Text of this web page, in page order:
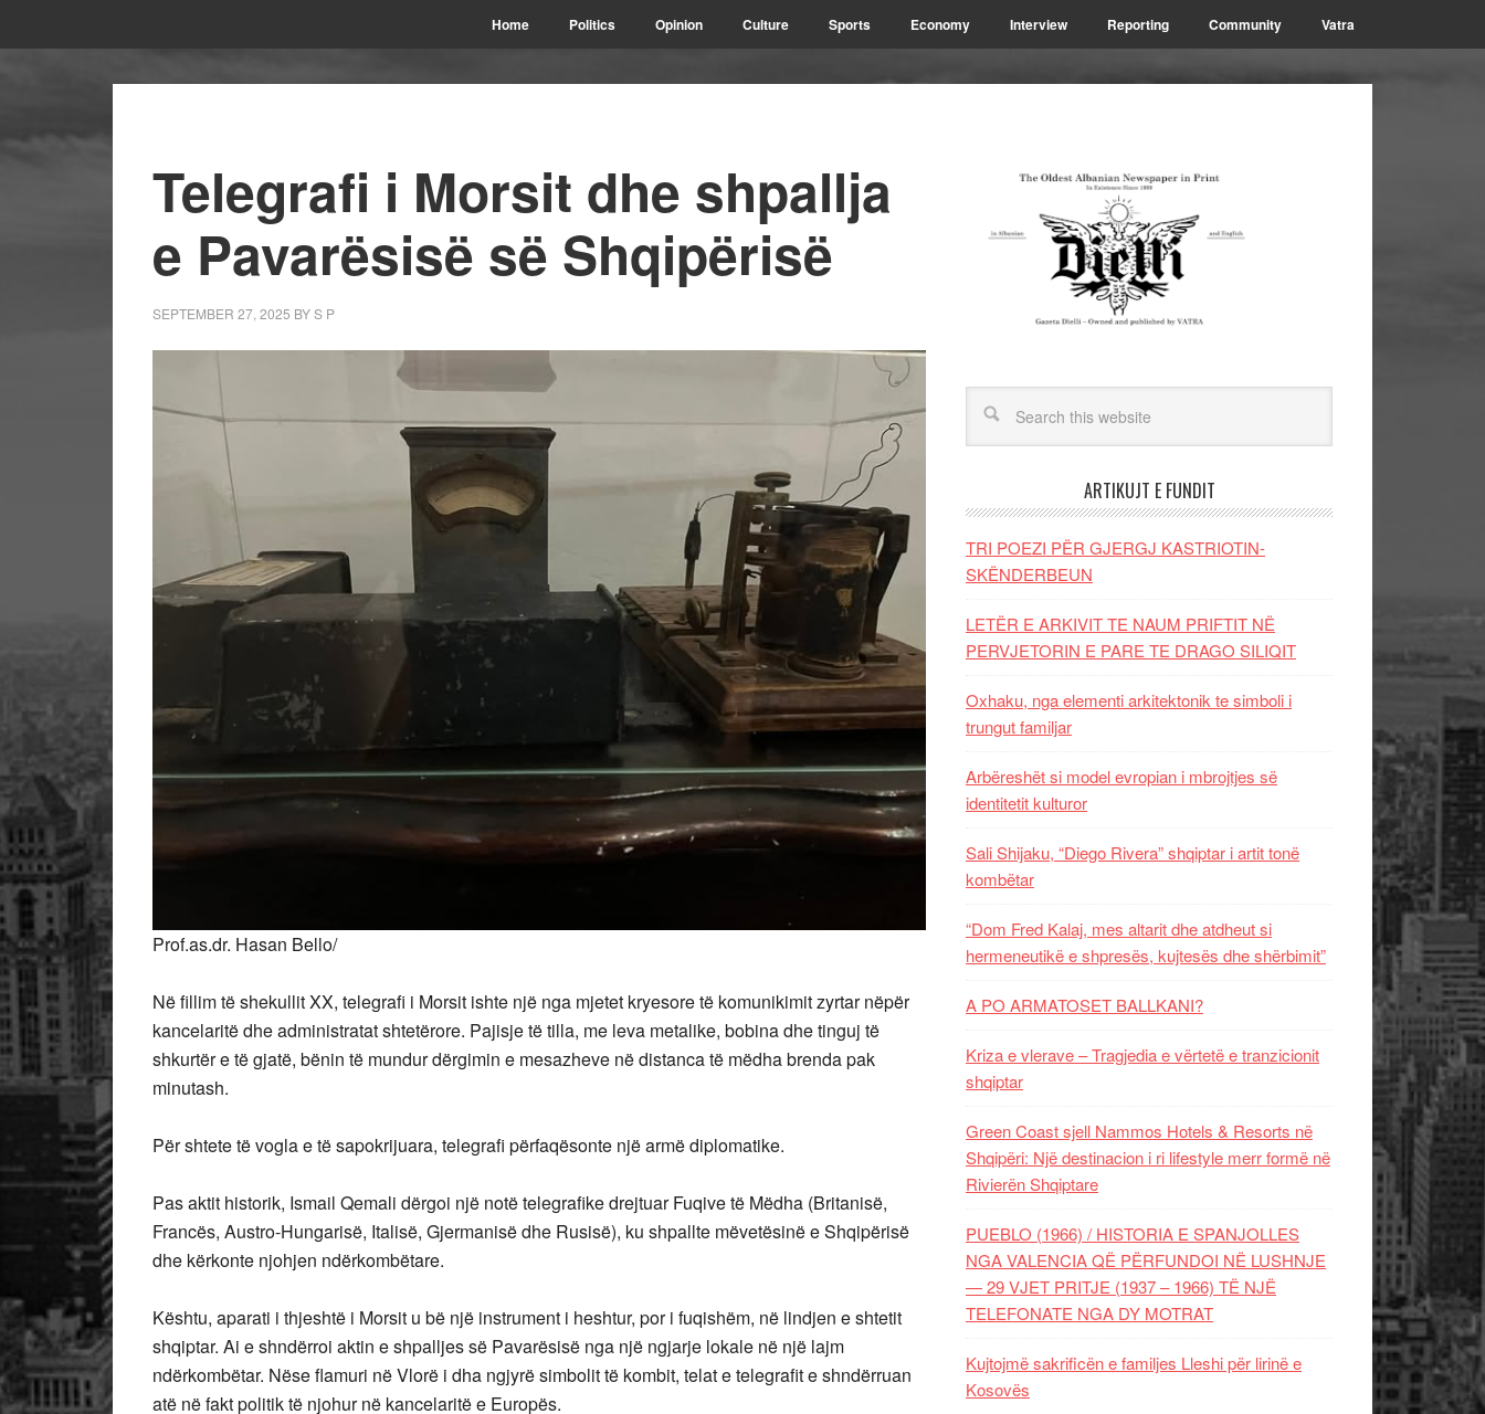
Home Politics Opinion Culture Sports Economy Interview Reporting Community Vatra
Telegrafi i Morsit dhe shpallja
e Pavarësisë së Shqipërisë
SEPTEMBER 27, 2025 BYS P
Prof.as.dr. Hasan Bello/
Në fillim të shekullit XX, telegrafi i Morsit ishte një nga mjetet kryesore të komunikimit zyrtar nëpër
kancelaritë dhe administratat shtetërore. Pajisje të tilla, me leva metalike, bobina dhe tinguj të
shkurtër e të gjatë, bënin të mundur dërgimin e mesazheve në distanca të mëdha brenda pak
minutash.
Për shtete të vogla e të sapokrijuara, telegrafi përfaqësonte një armë diplomatike.
Pas aktit historik, Ismail Qemali dërgoi një notë telegrafike drejtuar Fuqive të Mëdha (Britanisë,
Francës, Austro-Hungarisë, Italisë, Gjermanisë dhe Rusisë), ku shpallte mëvetësinë e Shqipërisë
dhe kërkonte njohjen ndërkombëtare.
Kështu, aparati i thjeshtë i Morsit u bë një instrument i heshtur, por i fuqishëm, në lindjen e shtetit
shqiptar. Ai e shndërroi aktin e shpalljes së Pavarësisë nga një ngjarje lokale në një lajm
ndërkombëtar. Nëse flamuri në Vlorë i dha ngjyrë simbolit të kombit, telat e telegrafit e shndërruan
atë në fakt politik të njohur në kancelaritë e Europës.
ARTIKUJT E FUNDIT
TRI POEZI PËR GJERGJ KASTRIOTIN-
SKËNDERBEUN
LETËR E ARKIVIT TE NAUM PRIFTIT NË
PERVJETORIN E PARE TE DRAGO SILIQIT
Oxhaku, nga elementi arkitektonik te simboli i
trungut familjar
Arbëreshët si model evropian i mbrojtjes së
identitetit kulturor
Sali Shijaku, “Diego Rivera” shqiptar i artit tonë
kombëtar
“Dom Fred Kalaj, mes altarit dhe atdheut si
hermeneutikë e shpresës, kujtesës dhe shërbimit”
A PO ARMATOSET BALLKANI?
Kriza e vlerave – Tragjedia e vërtetë e tranzicionit
shqiptar
Green Coast sjell Nammos Hotels & Resorts në
Shqipëri: Një destinacion i ri lifestyle merr formë në
Rivierën Shqiptare
PUEBLO (1966) / HISTORIA E SPANJOLLES
NGA VALENCIA QË PËRFUNDOI NË LUSHNJE
— 29 VJET PRITJE (1937 – 1966) TË NJË
TELEFONATE NGA DY MOTRAT
Kujtojmë sakrificën e familjes Lleshi për lirinë e
Kosovës